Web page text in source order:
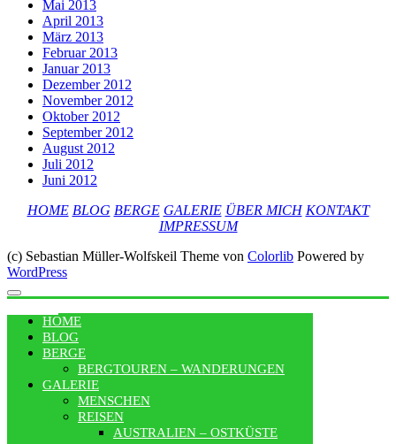
Mai 2013
April 2013
März 2013
Februar 2013
Januar 2013
Dezember 2012
November 2012
Oktober 2012
September 2012
August 2012
Juli 2012
Juni 2012
HOME BLOG BERGE GALERIE ÜBER MICH KONTAKT
IMPRESSUM
(c) Sebastian Müller-Wolfskeil Theme von Colorlib Powered by
WordPress
HOME
BLOG
BERGE
BERGTOUREN – WANDERUNGEN
GALERIE
MENSCHEN
REISEN
AUSTRALIEN – OSTKÜSTE